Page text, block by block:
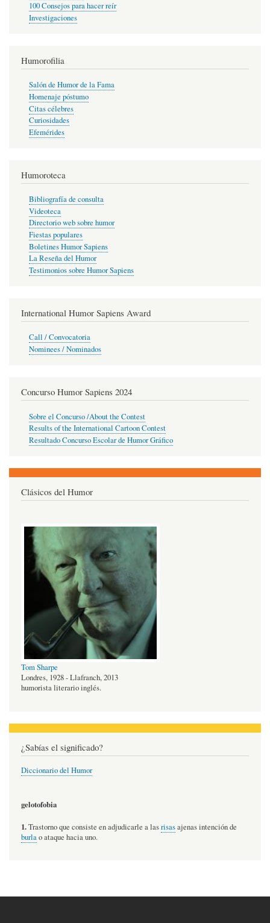
100 Consejos para hacer reír
Investigaciones
Humorofilia
Salón de Humor de la Fama
Homenaje póstumo
Citas célebres
Curiosidades
Efemérides
Humoroteca
Bibliografía de consulta
Videoteca
Directorio web sobre humor
Fiestas populares
Boletines Humor Sapiens
La Reseña del Humor
Testimonios sobre Humor Sapiens
International Humor Sapiens Award
Call / Convocatoria
Nominees / Nominados
Concurso Humor Sapiens 2024
Sobre el Concurso /About the Contest
Results of the International Cartoon Contest
Resultado Concurso Escolar de Humor Gráfico
Clásicos del Humor
Tom Sharpe
Londres, 1928 - Llafranch, 2013
humorista literario inglés.
¿Sabías el significado?
Diccionario del Humor
gelotofobia
1.Trastorno que consiste en adjudicarle a lasrisasajenas intención de
burlao ataque hacia uno.